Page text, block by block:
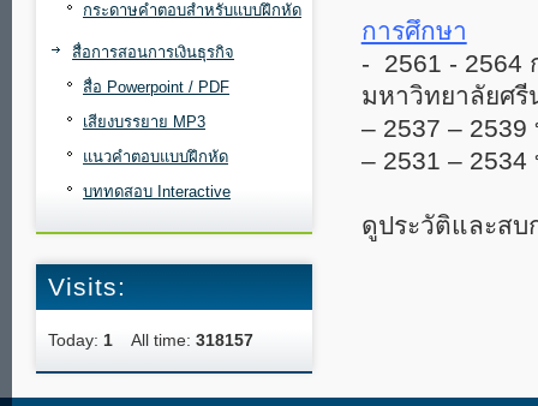
กระดาษคำตอบสำหรับแบบฝึกหัด
สื่อการสอนการเงินธุรกิจ
สื่อ Powerpoint / PDF
เสียงบรรยาย MP3
แนวคำตอบแบบฝึกหัด
บททดสอบ Interactive
Visits:
Today: 1 All time: 318157
การศึกษา
- 2561 - 2564
มหาวิทยาลัยศ
– 2537 –
– 2531 –
ดูประวัติและส